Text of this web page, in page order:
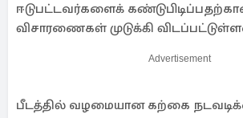
ஈடுபட்டவர்களைக்
விசாரணைகள் முடுக்கி
Advertisement
பீடத்தில் வழமையான கற்கை